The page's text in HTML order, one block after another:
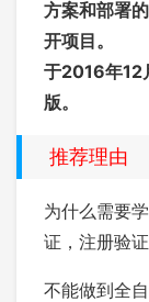
方案和部署
开项目。
于2016年12
版。
推荐理由
为什么需要
证，注册验
不能做到全